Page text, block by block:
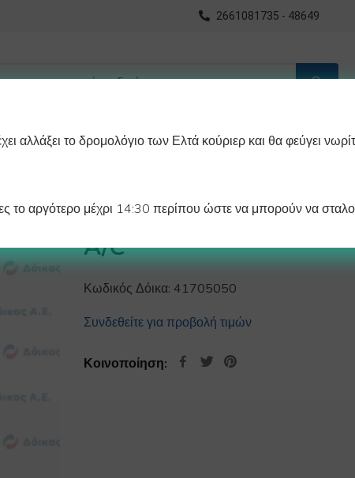
2661081735 - 48649
Διαγράμματα Λάστιχα Ψυγείου Κατασκευή
ΣΥΝΔΕΣΜΟΣ Φ16
A/C
Κωδικός Δόικα: 41705050
Συνδεθείτε για προβολή τιμών
Κοινοποίηση:
αλλάξει το δρομολόγιο των Ελτά κούριερ και θα φεύγει
το αργότερο μέχρι 14:30 περίπου ώστε να μπορούν να